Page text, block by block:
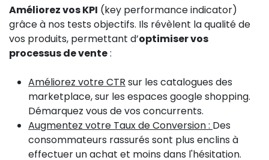
Améliorez vos KPI (key performance indicator)
grâce à nos tests objectifs. Ils révèlent la qualité de
vos produits, permettant d’optimiser vos
processus de vente:
Améliorez votre CTR sur les catalogues des
marketplace, sur les espaces google shopping.
Démarquez vous de vos concurrents.
Augmentez votre Taux de Conversion : Des
consommateurs rassurés sont plus enclins à
effectuer un achat et moins dans l'hésitation.